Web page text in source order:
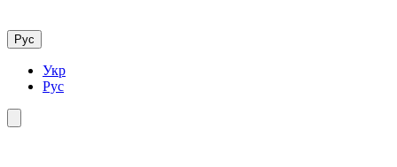
Рус
Укр
Рус